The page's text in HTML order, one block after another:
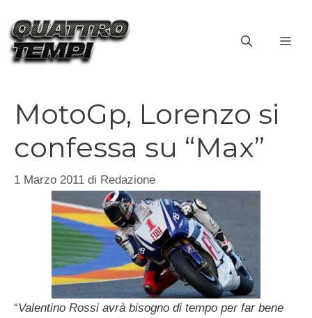
contenuto
MotoGp, Lorenzo si
confessa su “Max”
1 Marzo 2011 di Redazione
“Valentino Rossi avrà bisogno di tempo per far bene